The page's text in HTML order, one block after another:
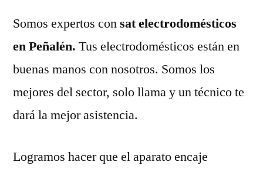
Somos expertos consat electrodomésticos
en Peñalén. Tus electrodomésticos están en
buenas manos con nosotros. Somos los
mejores del sector, solo llama y un técnico te
dará la mejor asistencia.
Logramos hacer que el aparato encaje